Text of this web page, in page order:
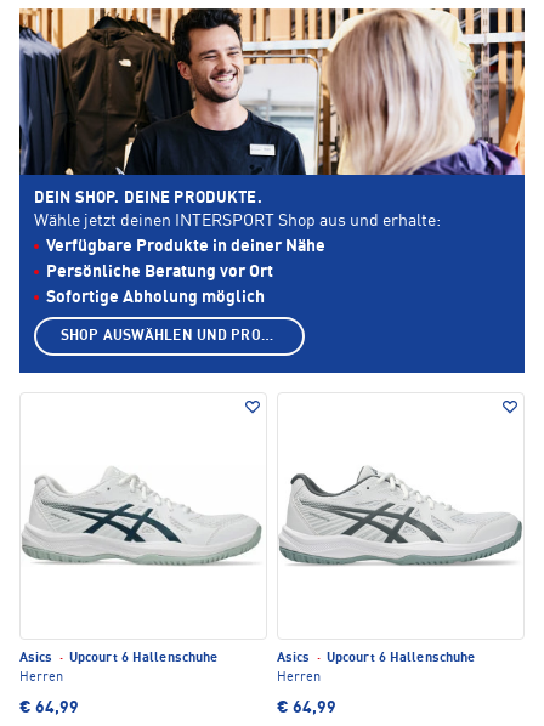
Asics · Upcourt 6 Hallenschuhe
Herren
€ 64,99
Asics · Upcourt 6 Hallenschuhe
Herren
€ 64,99
DEIN SHOP. DEINE PRODUKTE.
Wähle jetzt deinen INTERSPORT Shop aus und erhalte:
Verfügbare Produkte in deiner Nähe
Persönliche Beratung vor Ort
Sofortige Abholung möglich
SHOP AUSWÄHLEN UND PRODUKTE ANZEIGEN